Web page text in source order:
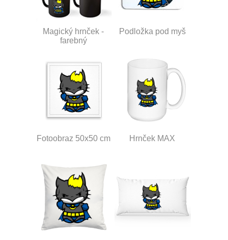
Magický hrnček -
farebný
Podložka pod myš
Fotoobraz 50x50 cm Hrnček MAX